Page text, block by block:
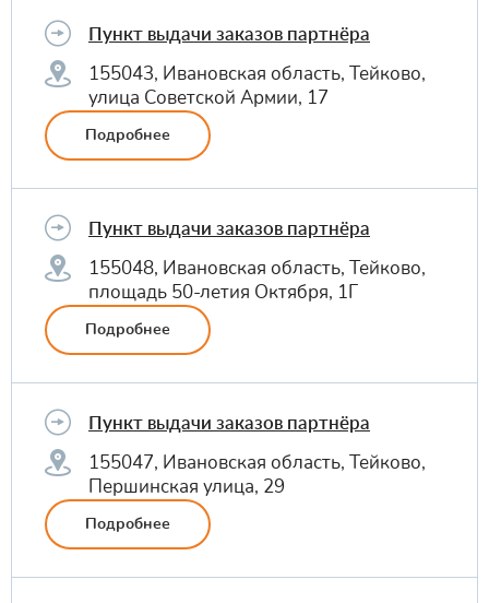
Пункт выдачи заказов партнёра
155043, Ивановская область, Тейково,
улица Советской Армии, 17
Подробнее
Пункт выдачи заказов партнёра
155048, Ивановская область, Тейково,
площадь 50-летия Октября, 1Г
Подробнее
Пункт выдачи заказов партнёра
155047, Ивановская область, Тейково,
Першинская улица, 29
Подробнее